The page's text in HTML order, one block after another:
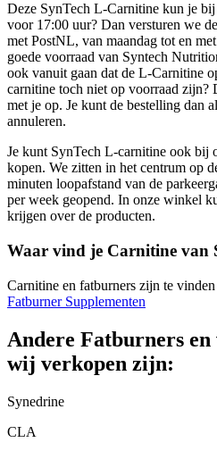
Deze SynTech L-Carnitine kun je
voor 17:00 uur? Dan versturen we
met PostNL, van maandag tot en
goede voorraad van Syntech
ook vanuit gaan dat de L-Carnitine
carnitine toch niet op voorraad zijn?
met je op. Je kunt de bestelling dan
annuleren.
Je kunt SynTech L-carnitine ook bij
kopen. We zitten in het centrum op
minuten loopafstand van de
per week geopend. In onze winkel
krijgen over de producten.
Waar vind je Carnitine van
Carnitine en fatburners zijn te
Fatburner Supplementen
Andere Fatburners
wij verkopen zijn:
Synedrine
CLA